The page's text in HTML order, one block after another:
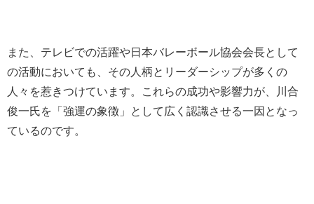
また、テレビでの活躍や日本バレーボール協会会長として
の活動においても、その人柄とリーダーシップが多くの
人々を惹きつけています。これらの成功や影響力が、川合
俊一氏を「強運の象徴」として広く認識させる一因となっ
ているのです。